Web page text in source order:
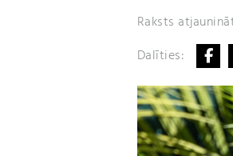
Raksts
Dalīties: